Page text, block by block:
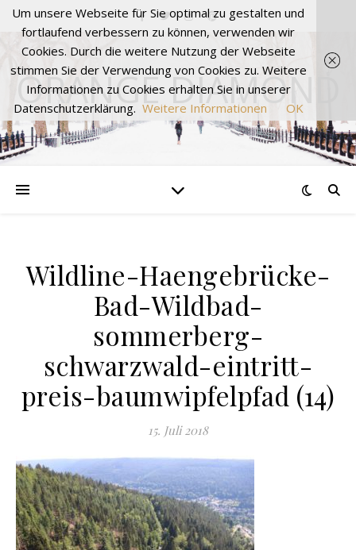
ORANGE DIAMOND
Wildline-Haengebrücke-
Bad-Wildbad-
sommerberg-
schwarzwald-eintritt-
preis-baumwipfelpfad (14)
15. Juli 2018
Um unsere Webseite für Sie optimal zu gestalten und
fortlaufend verbessern zu können, verwenden wir
Cookies. Durch die weitere Nutzung der Webseite
stimmen Sie der Verwendung von Cookies zu. Weitere
Informationen zu Cookies erhalten Sie in unserer
Datenschutzerklärung. Weitere Informationen OK